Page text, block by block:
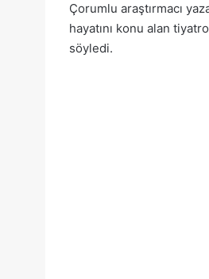
Çorumlu araştırmacı
hayatını konu alan
söyledi.